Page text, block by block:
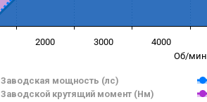
Об/мин
Заводская мощность (лс)
Заводской крутящий момент (Нм)
2000 3000 4000